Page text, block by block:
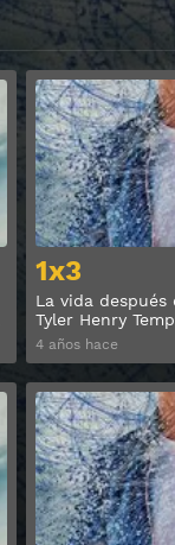
Ver
1x3
La vida
Tyler Henry
4 años hace
Ver